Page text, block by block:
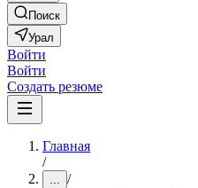
Поиск
Урал
Войти
Войти
Создать резюме
Главная
/
... /